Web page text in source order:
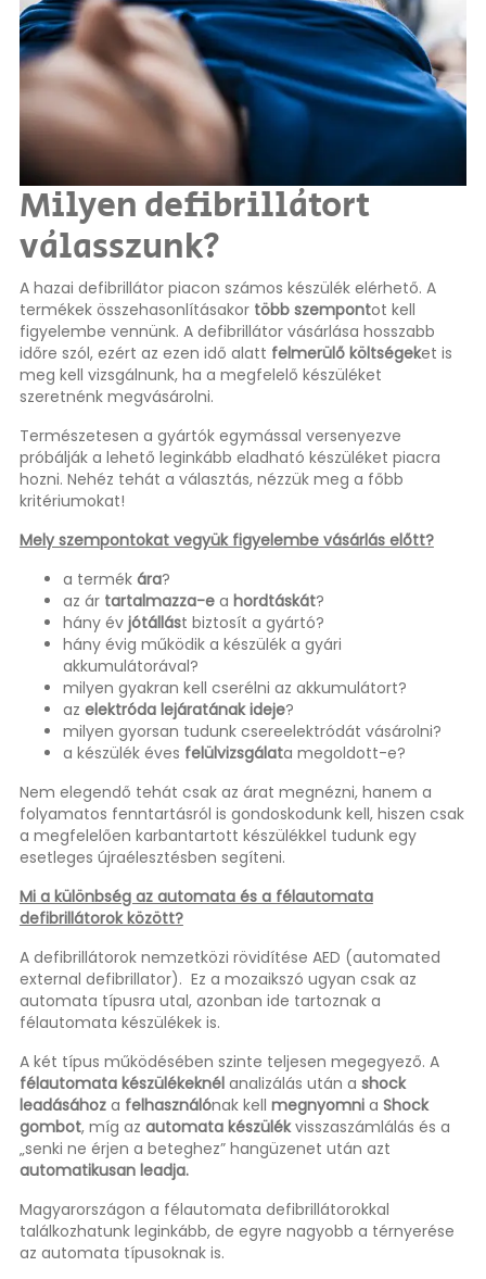
Milyen defibrillátort
válasszunk?
A hazai defibrillátor piacon számos készülék elérhető. A
termékek összehasonlításakor több szempontot kell
figyelembe vennünk. A defibrillátor vásárlása hosszabb
időre szól, ezért az ezen idő alatt felmerülő költségeket is
meg kell vizsgálnunk, ha a megfelelő készüléket
szeretnénk megvásárolni.
Természetesen a gyártók egymással versenyezve
próbálják a lehető leginkább eladható készüléket piacra
hozni. Nehéz tehát a választás, nézzük meg a főbb
kritériumokat!
Mely szempontokat vegyük figyelembe vásárlás előtt?
a termék ára?
az ár tartalmazza-ea hordtáskát?
hány év jótállást biztosít a gyártó?
hány évig működik a készülék a gyári
akkumulátorával?
milyen gyakran kell cserélni az akkumulátort?
az elektróda lejáratának ideje?
milyen gyorsan tudunk csereelektródát vásárolni?
a készülék éves felülvizsgálata megoldott-e?
Nem elegendő tehát csak az árat megnézni, hanem a
folyamatos fenntartásról is gondoskodunk kell, hiszen csak
a megfelelően karbantartott készülékkel tudunk egy
esetleges újraélesztésben segíteni.
Mi a különbség az automata és a félautomata
defibrillátorok között?
A defibrillátorok nemzetközi rövidítése AED (automated
external defibrillator). Ez a mozaikszó ugyan csak az
automata típusra utal, azonban ide tartoznak a
félautomata készülékek is.
A két típus működésében szinte teljesen megegyező. A
félautomata készülékeknélanalizálás után a shock
leadásáhoza felhasználónak kell megnyomnia Shock
gombot, míg az automata készülékvisszaszámlálás és a
„senki ne érjen a beteghez” hangüzenet után azt
automatikusan leadja.
Magyarországon a félautomata defibrillátorokkal
találkozhatunk leginkább, de egyre nagyobb a térnyerése
az automata típusoknak is.